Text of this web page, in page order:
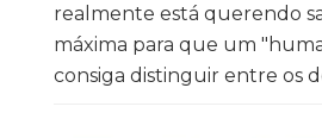
realmente está querendo
máxima para que um
consiga distinguir entre os